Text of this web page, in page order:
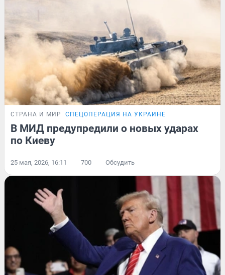
СТРАНА И МИР СПЕЦОПЕРАЦИЯ НА УКРАИНЕ
В МИД предупредили о новых ударах
по Киеву
25 мая, 2026, 16:11 700 Обсудить